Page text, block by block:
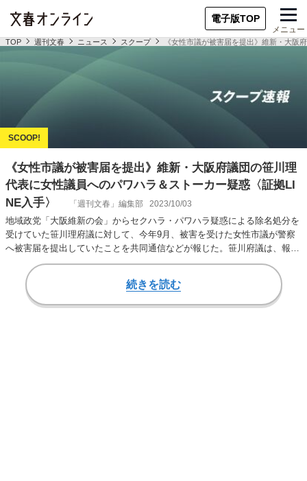
電子版TOP
メニュー
TOP 週刊文春 ニュース スクープ 《女性市議が被害届を提出》維新・大阪
《女性市議が被害届を提出》維新・大阪府議団の笹川理
代表に女性議員へのパワハラ＆ストーカー疑惑〈証拠LI
NE入手〉
「週刊文春」編集部 2023/10/03
地域政党「大阪維新の会」からセクハラ・パワハラ疑惑による除名処分を
受けていた笹川理府議に対して、今年9月、被害を受けた女性市議が警察
へ被害届を提出していたことを共同通信などが報じた。笹川府議は、報道
各社の取材に対し…
続きを読む